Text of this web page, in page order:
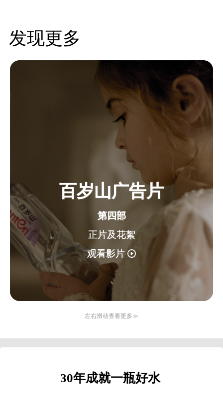
发现更多
百岁山广告片
第四部
正片及花絮
观看影片
左右滑动查看更多≫
30年成就一瓶好水